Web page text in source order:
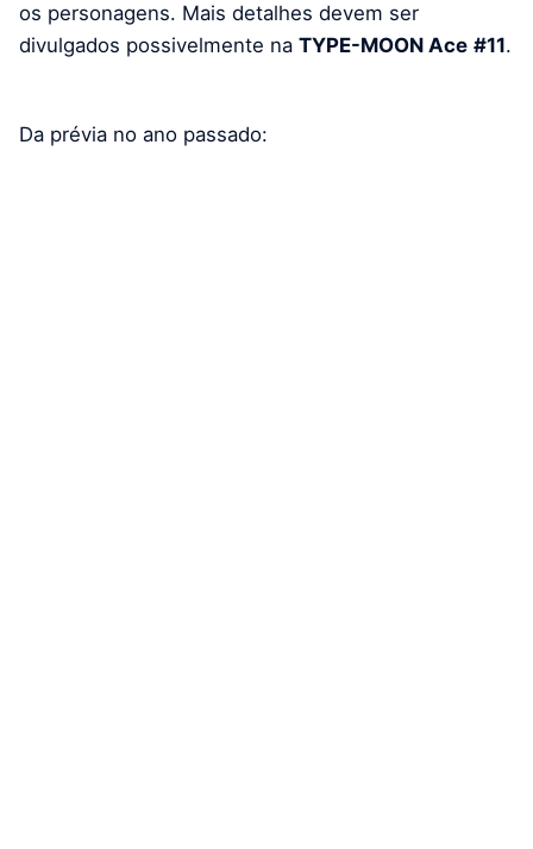
os personagens. Mais detalhes devem ser
divulgados possivelmente na TYPE-MOON Ace #11.
Da prévia no ano passado: